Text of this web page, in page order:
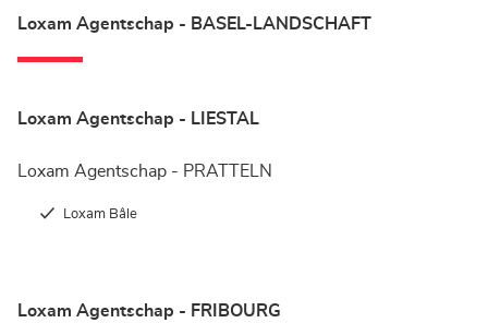
Loxam Agentschap - BASEL-LANDSCHAFT
Loxam Agentschap - LIESTAL
Loxam Agentschap - PRATTELN
Loxam Bâle
Loxam Agentschap - FRIBOURG